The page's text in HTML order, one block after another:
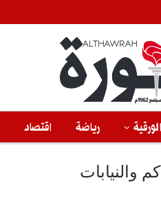
رياضة اقتصاد
والنيابات